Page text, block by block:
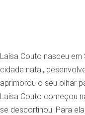
Laísa Couto nasceu
cidade natal,
aprimorou o seu olhar
Laísa Couto começou
se descortinou. Para